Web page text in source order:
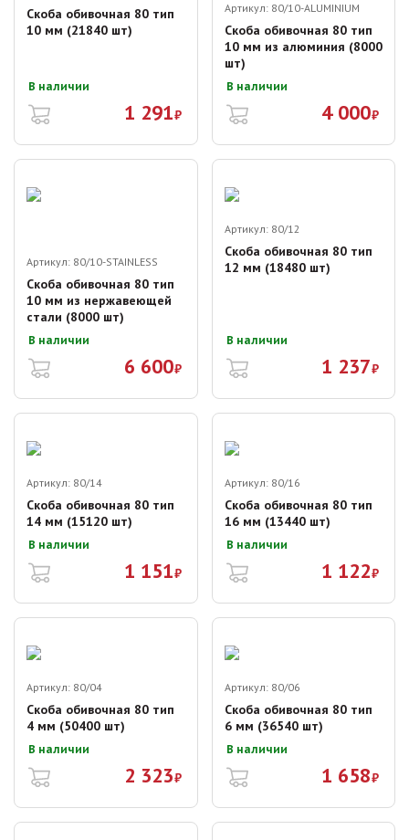
Скоба обивочная 80 тип
10 мм (21840 шт)
В наличии
1 291₽
Артикул: 80/10-ALUMINIUM
Скоба обивочная 80 тип
10 мм из алюминия (8000
шт)
В наличии
4 000₽
Артикул: 80/10-STAINLESS
Скоба обивочная 80 тип
10 мм из нержавеющей
стали (8000 шт)
В наличии
6 600₽
Артикул: 80/12
Скоба обивочная 80 тип
12 мм (18480 шт)
В наличии
1 237₽
Артикул: 80/14
Скоба обивочная 80 тип
14 мм (15120 шт)
В наличии
1 151₽
Артикул: 80/16
Скоба обивочная 80 тип
16 мм (13440 шт)
В наличии
1 122₽
Артикул: 80/04
Скоба обивочная 80 тип
4 мм (50400 шт)
В наличии
2 323₽
Артикул: 80/06
Скоба обивочная 80 тип
6 мм (36540 шт)
В наличии
1 658₽